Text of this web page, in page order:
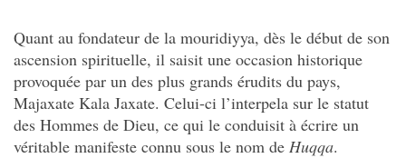
Quant au fondateur de la mouridiyya, dès le début de son
ascension spirituelle, il saisit une occasion historique
provoquée par un des plus grands érudits du pays,
Majaxate Kala Jaxate. Celui-ci l’interpela sur le statut
des Hommes de Dieu, ce qui le conduisit à écrire un
véritable manifeste connu sous le nom de Huqqa.